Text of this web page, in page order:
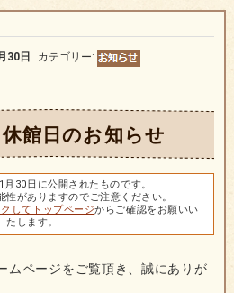
30日 カテゴリー:
館日のお知らせ
30日に公開されたものです。
がありますのでご注意ください。
してトップページからご確認をお願いい
たします。
ムページをご覧頂き、誠にありが